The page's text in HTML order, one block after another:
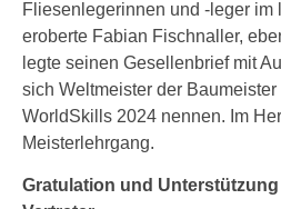
Fliesenlegerinnen und -leger im
eroberte Fabian Fischnaller,
legte seinen Gesellenbrief mit
sich Weltmeister der
WorldSkills 2024 nennen. Im
Meisterlehrgang.
Gratulation und